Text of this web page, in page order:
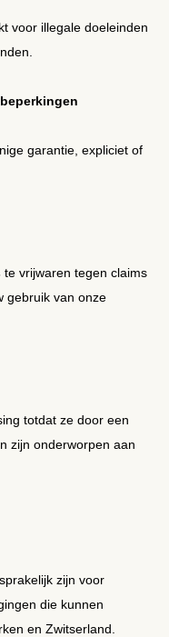
voor illegale doeleinden
garantie, expliciet of
te vrijwaren tegen claims
gebruik van onze
totdat ze door een
zijn onderworpen aan
zijn voor
die kunnen
en Zwitserland.